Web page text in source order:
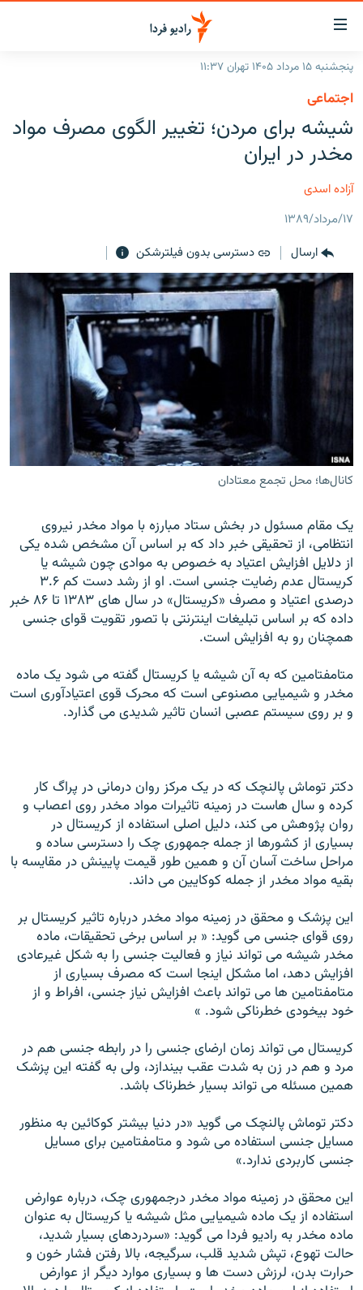
لینک‌های
قابلیت
دسترسی
بازگشت
اصلی
رفتن
به
صفحه
ایران
جهان
فرکانس‌ها
پادکست
چندرسانه‌ای
گزارش‌های تصویری
گزارش‌های ویدئویی
زنان فردا
English
به ما بپیوندید
زبان‌های دیگر
پنجشنبه ۱۵ مرداد ۱۴۰۵ تهران ۱۱:۳۷
اجتماعی
شیشه برای مردن؛ تغییر الگوی مصرف مواد
مخدر در ایران
آزاده اسدی
۱۷/مرداد/۱۳۸۹
ارسال
دسترسی بدون فیلترشکن
کانال‌ها؛ محل تجمع معتادان
يک مقام مسئول در بخش ستاد مبارزه با مواد مخدر نيروی
انتظامی، از تحقيقی خبر داد که بر اساس آن مشخص شده يکی
از دلايل افزايش اعتياد به خصوص به موادی چون شيشه يا
کريستال عدم رضايت جنسی است. او از رشد دست کم ۳.۶
درصدی اعتياد و مصرف «کريستال» در سال های ۱۳۸۳ تا ۸۶ خبر
داده که بر اساس تبليغات اينترنتی با تصور تقويت قوای جنسی
همچنان رو به افزايش است.
متامفتامين که به آن شيشه يا کريستال گفته می شود يک ماده
مخدر و شيميايی مصنوعی است که محرک قوی اعتيادآوری است
و بر روی سيستم عصبی انسان تاثير شديدی می گذارد.
دکتر توماش پالنچک که در يک مرکز روان درمانی در پراگ کار
کرده و سال هاست در زمينه تاثيرات مواد مخدر روی اعصاب و
روان پژوهش می کند، دليل اصلی استفاده از کريستال در
بسياری از کشورها از جمله جمهوری چک را دسترسی ساده و
مراحل ساخت آسان آن و همين طور قيمت پايينش در مقايسه با
بقيه مواد مخدر از جمله کوکايين می داند.
اين پزشک و محقق در زمينه مواد مخدر درباره تاثير کريستال بر
روی قوای جنسی می گويد: « بر اساس برخی تحقيقات، ماده
مخدر شيشه می تواند نياز و فعاليت جنسی را به شکل غيرعادی
افزايش دهد، اما مشکل اينجا است که مصرف بسياری از
متامفتامين ها می تواند باعث افزايش نياز جنسی، افراط و از
خود بيخودی خطرناکی شود. »
کريستال می تواند زمان ارضای جنسی را در رابطه جنسی هم در
مرد و هم در زن به شدت عقب بيندازد، ولی به گفته اين پزشک
همين مسئله می تواند بسيار خطرناک باشد.
دکتر توماش پالنچک می گويد «در دنيا بيشتر کوکائين به منظور
مسايل جنسی استفاده می شود و متامفتامين برای مسايل
جنسی کاربردی ندارد.»
اين محقق در زمينه مواد مخدر درجمهوری چک، درباره عوارض
استفاده از يک ماده شيميايی مثل شيشه يا کريستال به عنوان
ماده مخدر به راديو فردا می گويد: «سردردهای بسيار شديد،
حالت تهوع، تپش شديد قلب، سرگيجه، بالا رفتن فشار خون و
حرارت بدن، لرزش دست ها و بسياری موارد ديگر از عوارض